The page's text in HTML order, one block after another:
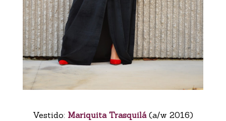
Vestido: Mariquita Trasquilá (a/w 2016)